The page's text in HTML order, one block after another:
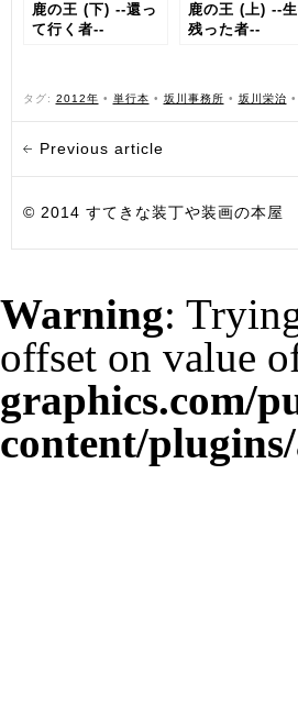
鹿の王 (下) ‐‐還っ
て行く者‐‐
鹿の王 (上) ‐‐
残った者‐‐
タグ: 2012年 • 単行本 • 坂川事務所 • 坂川栄治 •
Previous article
© 2014 すてきな装丁や装画の本
Warning:
offset on value
graphics.com/
content/